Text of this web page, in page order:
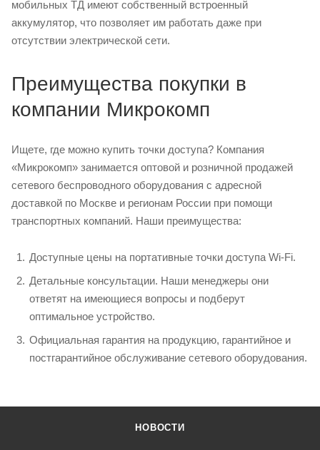
мобильных ТД имеют собственный встроенный
аккумулятор, что позволяет им работать даже при
отсутствии электрической сети.
Преимущества покупки в
компании Микрокомп
Ищете, где можно купить точки доступа? Компания
«Микрокомп» занимается оптовой и розничной продажей
сетевого беспроводного оборудования с адресной
доставкой по Москве и регионам России при помощи
транспортных компаний. Наши преимущества:
Доступные цены на портативные точки доступа Wi-Fi.
Детальные консультации. Наши менеджеры они
ответят на имеющиеся вопросы и подберут
оптимальное устройство.
Официальная гарантия на продукцию, гарантийное и
постгарантийное обслуживание сетевого оборудования.
НОВОСТИ